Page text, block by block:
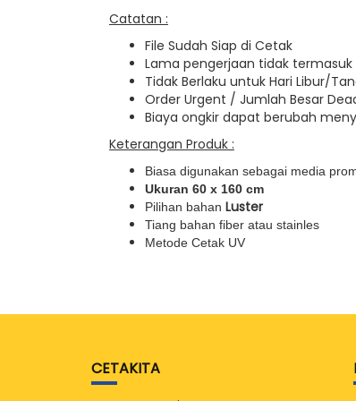
Catatan :
File Sudah Siap di Cetak
Lama pengerjaan tidak
Tidak Berlaku untuk Hari Libur/
Order Urgent / Jumlah Besar
Biaya ongkir dapat berubah
Keterangan Produk :
Biasa digunakan sebagai media
Ukuran 60 x 160 cm
Pilihan bahan Luster
Tiang bahan fiber atau stainles
Metode Cetak UV
CETAKITA